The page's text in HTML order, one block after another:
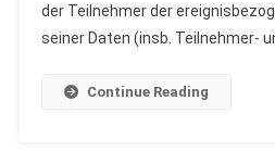
der Teilnehmer der
seiner Daten (insb. Teilnehmer-
Continue Reading